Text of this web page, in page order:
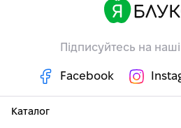
Підписуйтесь на
Facebook
Каталог